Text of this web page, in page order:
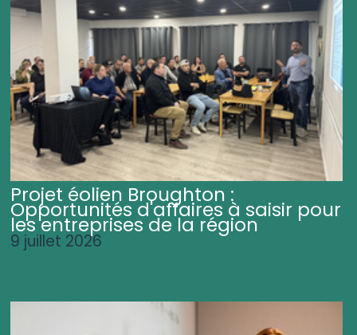
Projet éolien Broughton :
Opportunités d'affaires à saisir pour
les entreprises de la région
9 juillet 2026